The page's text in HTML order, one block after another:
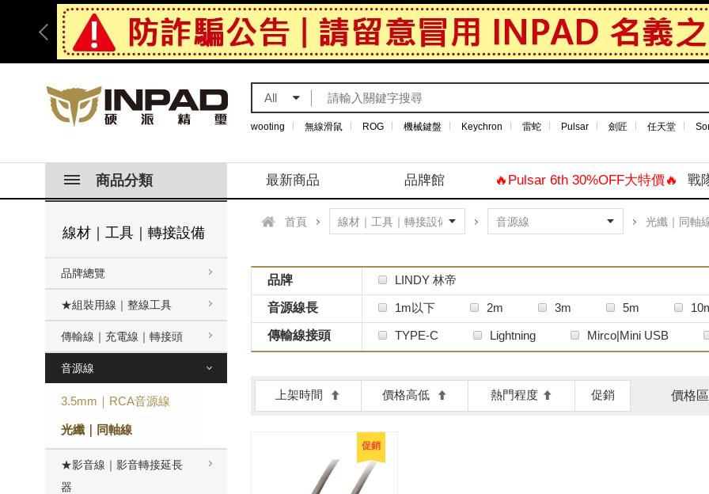
All
wooting 無線滑鼠 ROG 機械鍵盤 Keychron 雷蛇 Pulsar 劍匠 任天堂
商品分類 最新商品 品牌館 🔥Pulsar 6th 30%OFF大特價🔥 戰
線材｜工具｜轉接設備
品牌總覽
★組裝用線｜整線工具
傳輸線｜充電線｜轉接頭
音源線
3.5mm｜RCA音源線
光纖｜同軸線
★影音線｜影音轉接延長
器
首頁 光纖｜同軸
品牌 LINDY 林帝
音源線長 1m以下 2m 3m 5m
傳輸線接頭 TYPE-C Lightning Mirco|Mini USB
上架時間 價格高低 熱門程度 促銷 價格
促銷